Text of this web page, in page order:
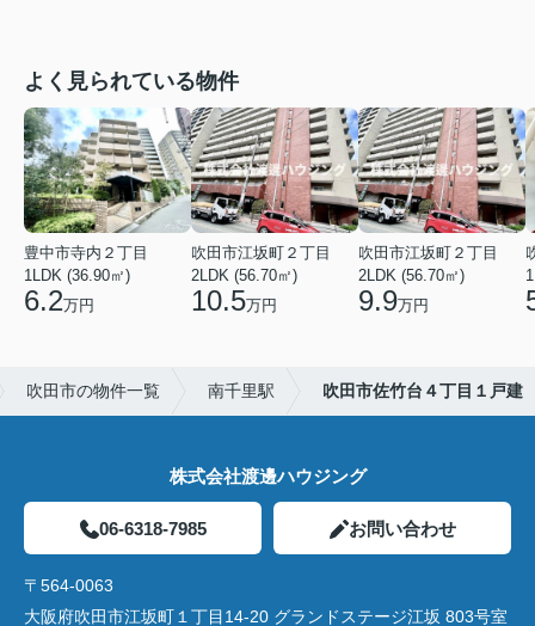
よく見られている物件
豊中市寺内２丁目
1LDK (36.90㎡)
6.2万円
吹田市江坂町２丁目
2LDK (56.70㎡)
10.5万円
吹田市江坂町２丁目
2LDK (56.70㎡)
9.9万円
吹田市の物件一覧 南千里駅 吹田市佐竹台４丁目１戸建
株式会社渡邊ハウジング
06-6318-7985 お問い合わせ
〒564-0063
大阪府吹田市江坂町１丁目14‐20 グランドステージ江坂 803号室